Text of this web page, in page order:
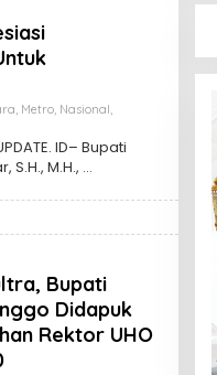
, Metro, Nasional,
ID– Bupati
S.H., M.H.,
Bupati
Didapuk
Rektor UHO